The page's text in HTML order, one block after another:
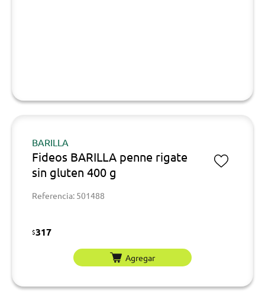
BARILLA
Fideos BARILLA penne rigate
sin gluten 400 g
Referencia: 501488
$317
Agregar